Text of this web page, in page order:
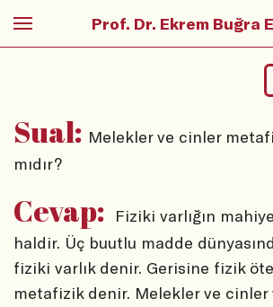
Prof. Dr. Ekrem Buğra
Sual: Melekler ve cinler
mıdır?
Cevap:
Fiziki varlığın
haldir. Üç buutlu madde
fiziki varlık denir. Gerisine fizik
metafizik denir. Melekler ve cinler